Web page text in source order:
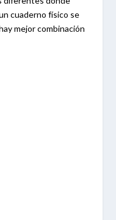
cuaderno físico se
mejor combinación